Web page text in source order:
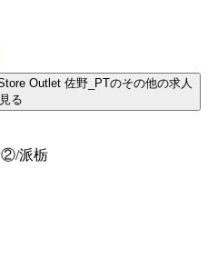
Outlet 佐野_PTのその他の求人
る
②/派栃